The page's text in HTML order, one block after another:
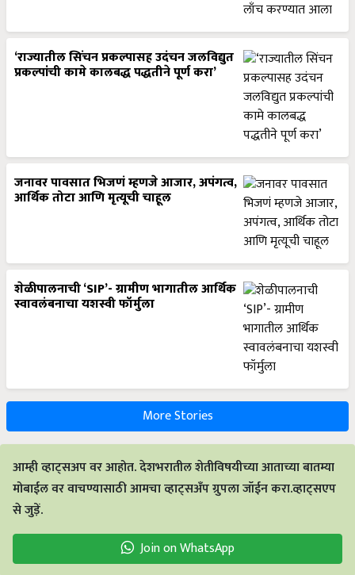
‘राज्यातील सिंचन प्रकल्पासह उदंचन जलविद्युत
प्रकल्पांची कामे कालबद्ध पद्धतीने पूर्ण करा’
जनावर पावसात भिजणं म्हणजे आजार, अपंगत्व,
आर्थिक तोटा आणि मृत्यूची चाहूल
शेळीपालनाची ‘SIP’- ग्रामीण भागातील आर्थिक
स्वावलंबनाचा यशस्वी फॉर्मुला
More Stories
आम्ही व्हाट्सअप वर आहोत. देशभरातील शेतीविषयीच्या आताच्या बातम्या
मोबाईल वर वाचण्यासाठी आमचा व्हाट्सअँप ग्रुपला जॉईन करा.व्हाट्सएप
से जुड़ें.
Join on WhatsApp